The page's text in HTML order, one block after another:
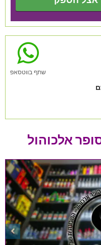
שתף בווטסאפ
אלכוהול